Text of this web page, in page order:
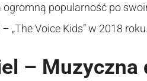
ogromną popularność po
„The Voice Kids” w 2018 roku.
– Muzyczna